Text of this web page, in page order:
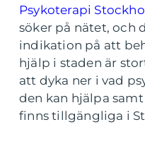
Psykoterapi
söker på nätet, och
indikation på att
hjälp i staden är
att dyka ner i vad
den kan hjälpa
finns tillgängliga i